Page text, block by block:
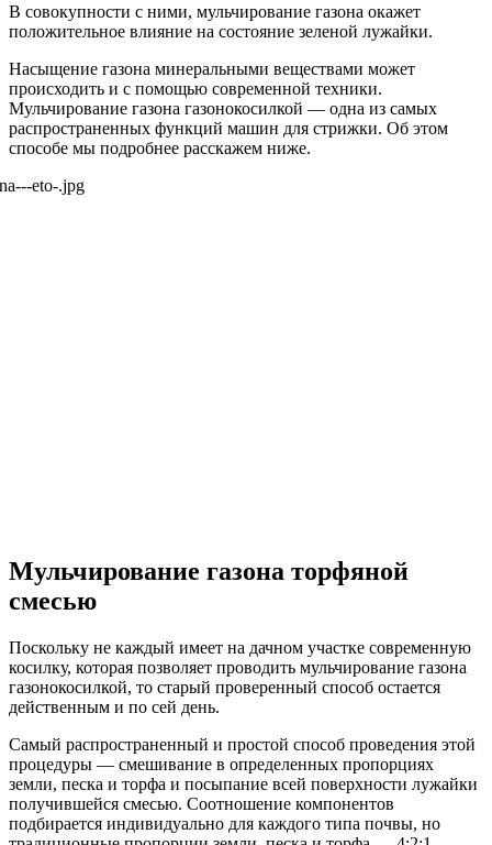
В совокупности с ними, мульчирование газона окажет
положительное влияние на состояние зеленой лужайки.
Насыщение газона минеральными веществами может
происходить и с помощью современной техники.
Мульчирование газона газонокосилкой — одна из самых
распространенных функций машин для стрижки. Об этом
способе мы подробнее расскажем ниже.
Мульчирование газона торфяной
смесью
Поскольку не каждый имеет на дачном участке современную
косилку, которая позволяет проводить мульчирование газона
газонокосилкой, то старый проверенный способ остается
действенным и по сей день.
Самый распространенный и простой способ проведения этой
процедуры — смешивание в определенных пропорциях
земли, песка и торфа и посыпание всей поверхности лужайки
получившейся смесью. Соотношение компонентов
подбирается индивидуально для каждого типа почвы, но